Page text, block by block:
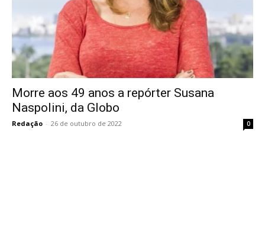
Morre aos 49 anos a repórter Susana
Naspolini, da Globo
Redação - 26 de outubro de 2022 0